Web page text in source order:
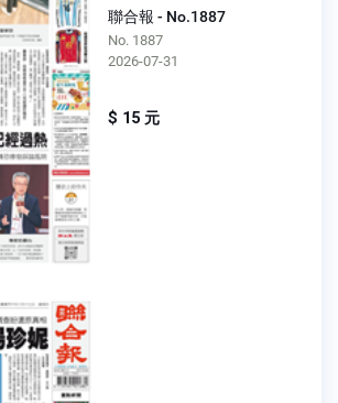
聯合報 - No.1887
No. 1887
2026-07-31
$ 15 元